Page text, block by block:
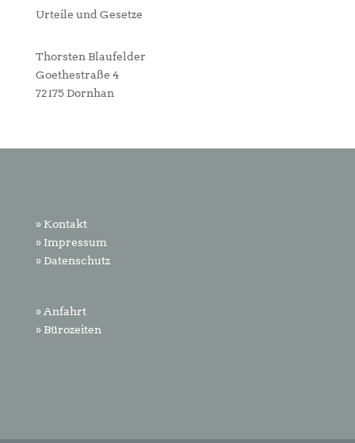
Urteile und Gesetze
Thorsten Blaufelder
Goethestraße 4
72175 Dornhan
» Kontakt
» Impressum
» Datenschutz
» Anfahrt
» Bürozeiten